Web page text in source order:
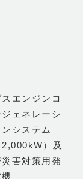
スエンジンコ
ジェネレーシ
ンシステム
2,000kW）及
災害対策用発
機